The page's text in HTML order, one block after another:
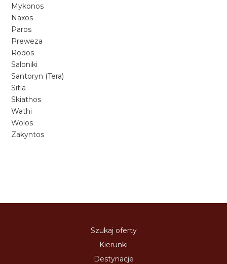
Mykonos
Naxos
Paros
Preweza
Rodos
Saloniki
Santoryn (Tera)
Sitia
Skiathos
Wathi
Wolos
Zakyntos
Szukaj oferty
Kierunki
Destynacje